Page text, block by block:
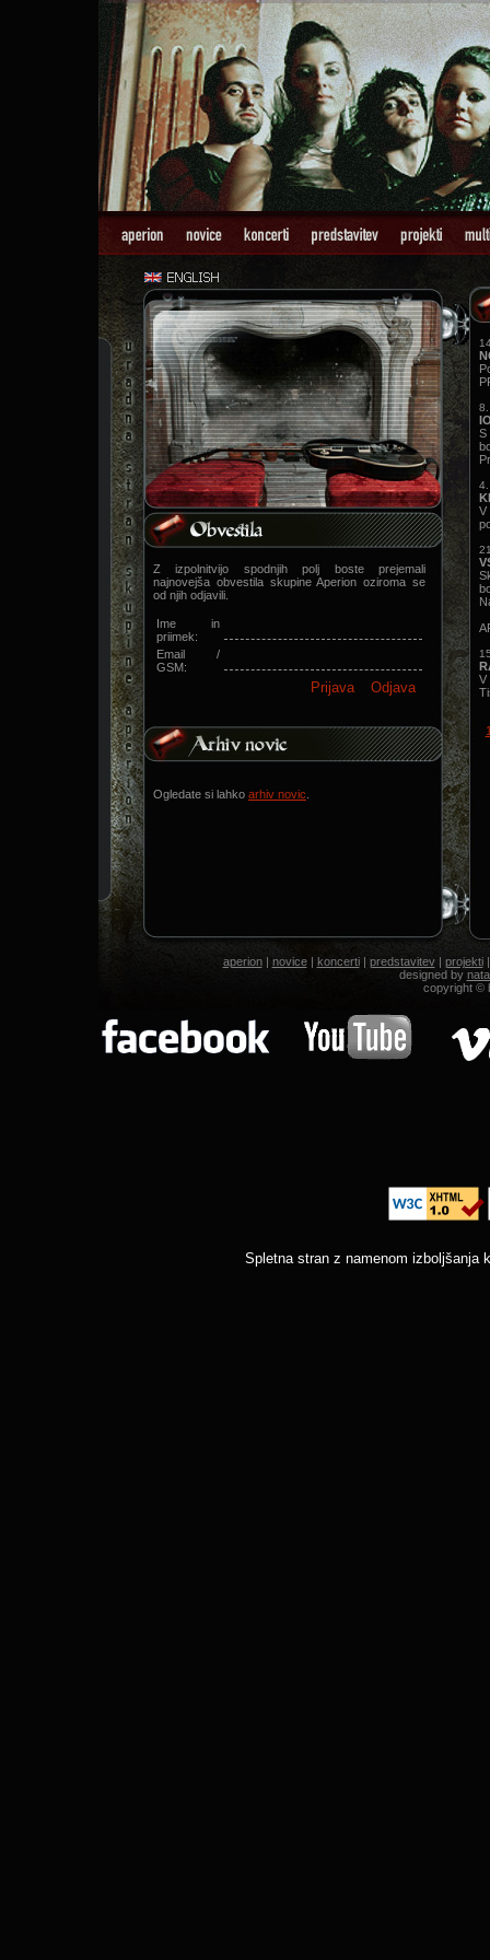
Z izpolnitvijo spodnjih polj boste prejemali
najnovejša obvestila skupine Aperion oziroma se
od njih odjavili.
Ime in
priimek:
Email /
GSM:
Ogledate si lahko arhiv novic
S
V
V
aperion| novice| koncerti| predstavitev| projekti
designed by
copyright ©
Spletna stran z namenom izboljšanja